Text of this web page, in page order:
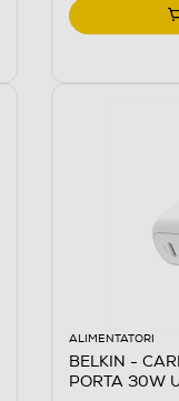
ALIMENTATORI
BELKIN -
PORTA 30W